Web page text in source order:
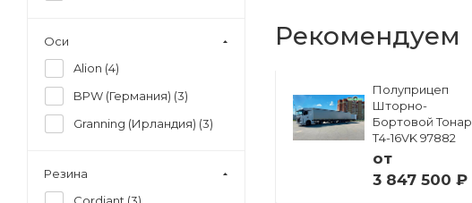
Рекомендуем
Полуприцеп
Изотермический
Тонар R4-16V (41
Полуприцеп
Шторно-
Бортовой Тонар
Т4-16VK 97882
от
3 847 500 ₽
Оси
Alion (4)
BPW (Германия) (3)
Granning (Ирландия) (3)
Резина